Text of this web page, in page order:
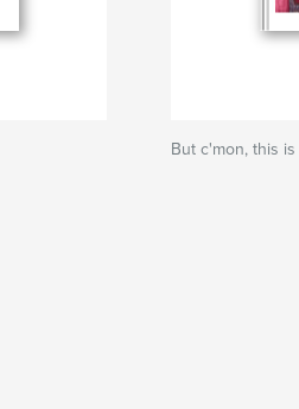
But c'mon, this